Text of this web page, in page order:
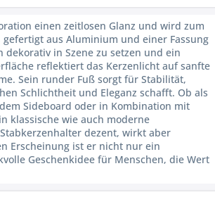
einen zeitlosen Glanz und wird zum
aus Aluminium und einer Fassung
in Szene zu setzen und ein
reflektiert das Kerzenlicht auf sanfte
Sein runder Fuß sorgt für Stabilität,
Schlichtheit und Eleganz schafft. Ob als
Sideboard oder in Kombination mit
klassische wie auch moderne
dezent, wirkt aber
Erscheinung ist er nicht nur ein
Geschenkidee für Menschen, die Wert